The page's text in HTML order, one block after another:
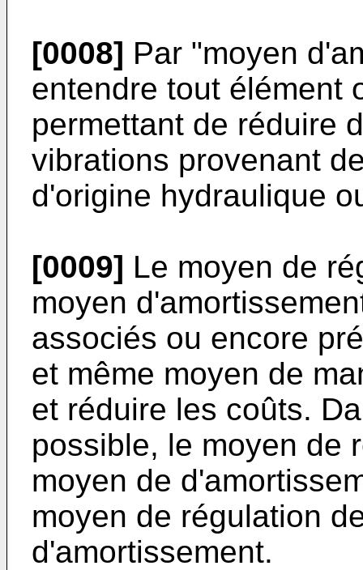
[0008] Par "moyen
entendre tout élément
permettant de réduire
vibrations provenant
d'origine hydraulique
[0009] Le moyen de
moyen
associés ou encore
et même moyen de
et réduire les coûts.
possible, le moyen de
moyen de
moyen de régulation
d'amortissement.